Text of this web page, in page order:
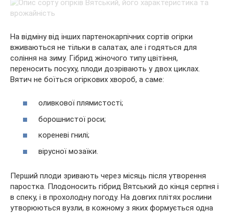
На відміну від інших партенокарпічних сортів огірки
вживаються не тільки в салатах, але і годяться для
соління на зиму. Гібрид жіночого типу цвітіння,
переносить посуху, плоди дозрівають у двох циклах.
Вятич не боїться огіркових хвороб, а саме:
оливкової плямистості;
борошнистої роси;
кореневі гнилі;
вірусної мозаїки.
Перший плоди зривають через місяць після утворення
паростка. Плодоносить гібрид Вятський до кінця серпня і
в спеку, і в прохолодну погоду. На довгих плітях рослини
утворюються вузли, в кожному з яких формується одна